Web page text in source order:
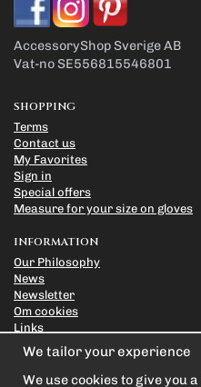
AccessoryShop Sverige AB
Vat-no SE556815546801
SHOPPING
Terms
Contact us
My Favorites
Sign in
Special offers
Measure for your size on gloves
INFORMATION
Our Philosophy
News
Newsletter
Om cookies
Links
Privacy Policy
SUBSCRIBE TO OUR
We tailor your experience
We use cookies to give you